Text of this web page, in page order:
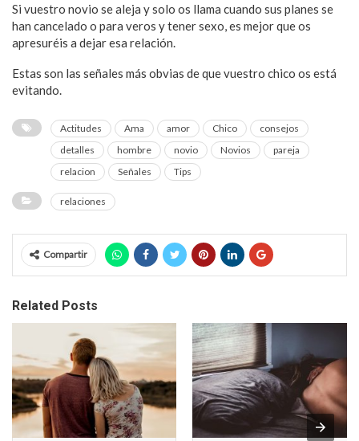
Si vuestro novio se aleja y solo os llama cuando sus planes se
han cancelado o para veros y tener sexo, es mejor que os
apresuréis a dejar esa relación.
Estas son las señales más obvias de que vuestro chico os está
evitando.
Actitudes Ama amor Chico
consejos
detalles
hombre novio Novios
pareja
relacion
Señales Tips
relaciones
Compartir
Related Posts